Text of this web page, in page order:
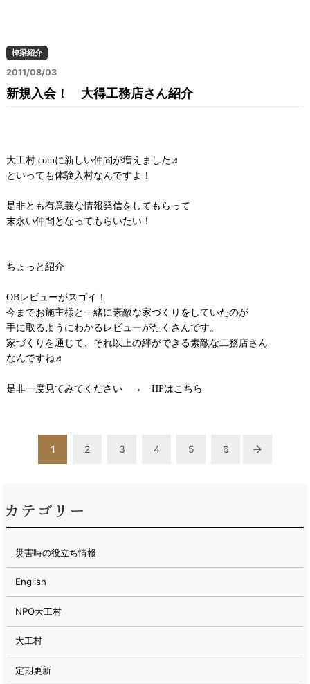
棟梁紹介
2011/08/03
新規入会！ 大得工務店さん紹介
大工村.comに新しい仲間が増えました♬
といっても体験入村なんですよ！
是非とも有意義な情報発信をしてもらって
末永い仲間となってもらいたい！
ちょっと紹介
OBレビューがスゴイ！
今までお施主様と一緒に素敵な家づくりをしていたのが
手に取るようにわかるレビューがたくさんです。
家づくりを通じて、それ以上の絆ができる素敵な工務店さん
なんですね♬
是非一度見てみてください → HPはこちら
1 2 3 4 5 6
災害時の役立ち情報
English
NPO大工村
大工村
定期更新